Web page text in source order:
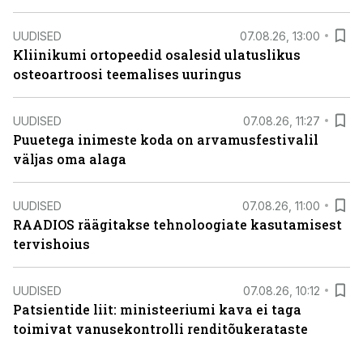
UUDISED 07.08.26, 13:00
Kliinikumi ortopeedid osalesid ulatuslikus
osteoartroosi teemalises uuringus
UUDISED 07.08.26, 11:27
Puuetega inimeste koda on arvamusfestivalil
väljas oma alaga
UUDISED 07.08.26, 11:00
RAADIOS räägitakse tehnoloogiate kasutamisest
tervishoius
UUDISED 07.08.26, 10:12
Patsientide liit: ministeeriumi kava ei taga
toimivat vanusekontrolli renditõukerataste